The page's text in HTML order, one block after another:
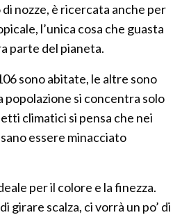
nozze, è ricercata anche per
l’unica cosa che guasta
parte del pianeta.
sono abitate, le altre sono
si concentra solo
climatici si pensa che nei
essere minacciato
per il colore e la finezza.
girare scalza, ci vorrà un po’ di